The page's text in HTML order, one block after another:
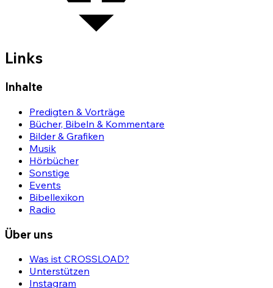
Links
Inhalte
Predigten & Vorträge
Bücher, Bibeln & Kommentare
Bilder & Grafiken
Musik
Hörbücher
Sonstige
Events
Bibellexikon
Radio
Über uns
Was ist CROSSLOAD?
Unterstützen
Instagram